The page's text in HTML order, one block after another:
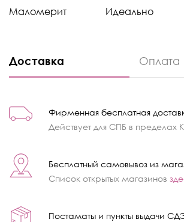
Маломерит Идеально
Доставка Оплата
Фирменная бесплатная
Действует для СПБ в пределах
Бесплатный самовывоз из
Список открытых магазинов
Постаматы и пункты выдачи